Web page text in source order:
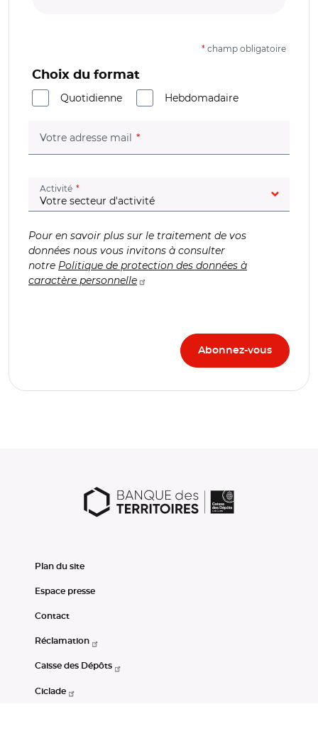
* champ obligatoire
Choix du format
Quotidienne
Hebdomadaire
Votre adresse mail (champ obligatoire)
Activité (champ obligatoire)
Pour en savoir plus sur le traitement de vos
données nous vous invitons à consulter
notre Politique de protection des données à
caractère personnelle
Plan du site
Espace presse
Contact
Réclamation
Caisse des Dépôts
Ciclade